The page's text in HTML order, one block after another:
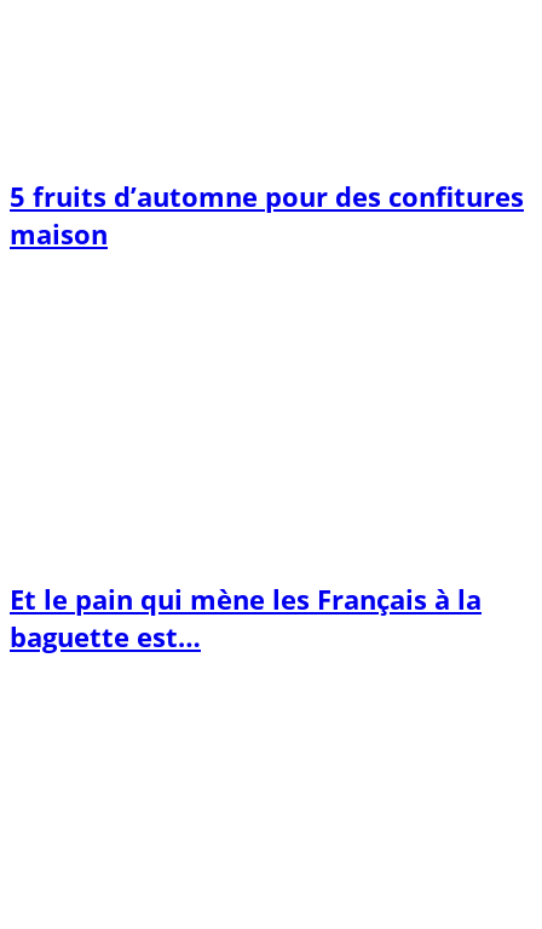
5 fruits d’automne pour des confitures
maison
Et le pain qui mène les Français à la
baguette est…